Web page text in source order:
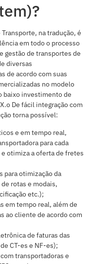
na tradução, é
em todo o processo
gestão de transportes de
diversas
de acordo com suas
no modelo
baixo investimento de
De fácil integração com
torna possível:
e em tempo real,
para cada
otimiza a oferta de fretes
para otimização da
rotas e modais,
etc.);
em tempo real, além de
ao cliente de acordo com
de faturas das
CT-es e NF-es);
transportadoras e